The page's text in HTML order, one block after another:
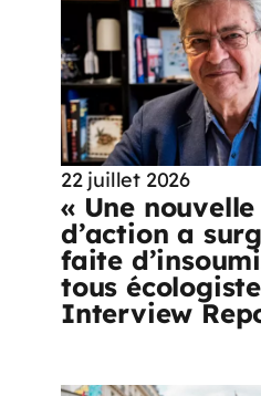
22 juillet 2026
« Une
d’action a
faite
tous
Interview